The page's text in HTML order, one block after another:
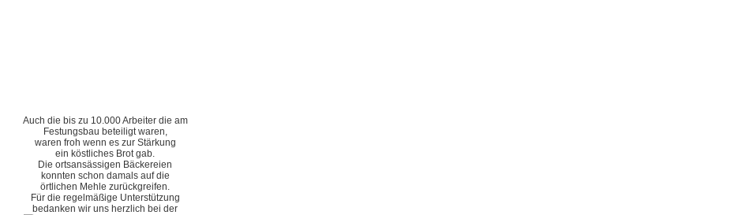
Auch die bis zu 10.000 Arbeiter die am
Festungsbau beteiligt waren,
waren froh wenn es zur Stärkung
ein köstliches Brot gab.
Die ortsansässigen Bäckereien
konnten schon damals auf die
örtlichen Mehle zurückgreifen.
Für die regelmäßige Unterstützung
bedanken wir uns herzlich bei der